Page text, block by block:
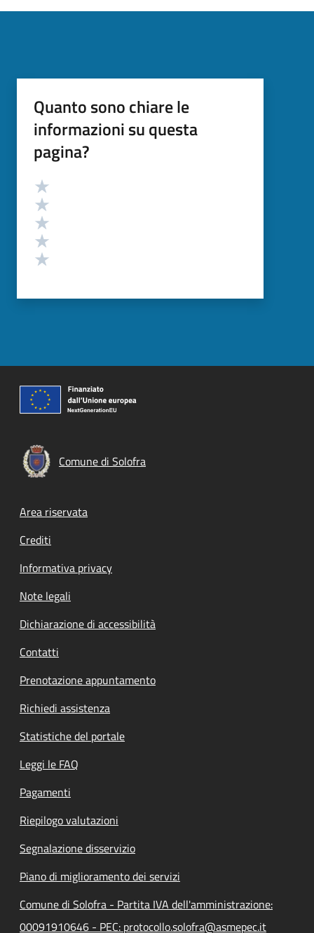
Quanto sono chiare le
informazioni su questa
pagina?
Valutazione
Comune di Solofra
Footer menu
Area riservata
Crediti
Informativa privacy
Note legali
Dichiarazione di accessibilità
Contatti
Prenotazione appuntamento
Richiedi assistenza
Statistiche del portale
Leggi le FAQ
Pagamenti
Riepilogo valutazioni
Segnalazione disservizio
Piano di miglioramento dei servizi
Comune di Solofra - Partita IVA dell'amministrazione:
00091910646 - PEC: protocollo.solofra@asmepec.it